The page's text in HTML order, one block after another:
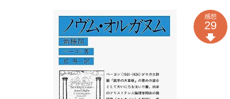
感想
29